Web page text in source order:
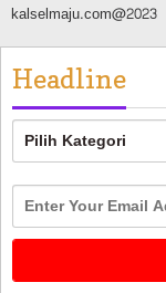
kalselmaju.com@2023
Headline
Headline